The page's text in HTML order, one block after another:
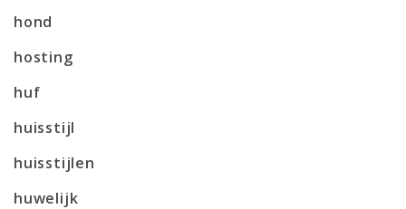
hond
hosting
huf
huisstijl
huisstijlen
huwelijk